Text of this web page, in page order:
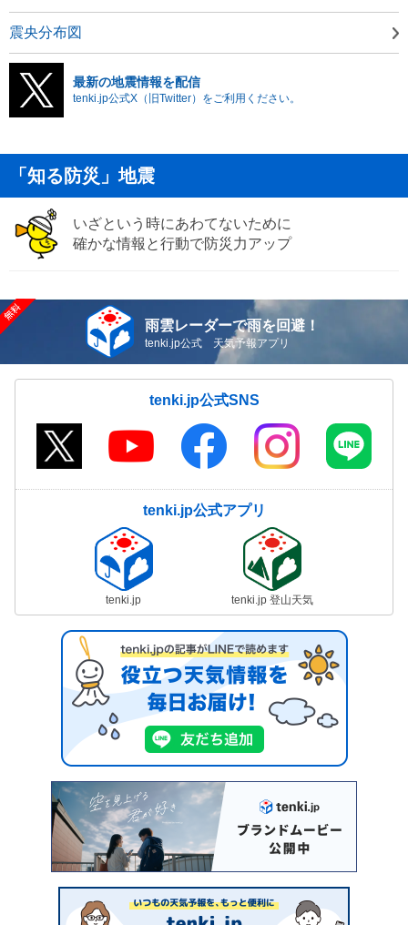
震央分布図
最新の地震情報を配信
tenki.jp公式X（旧Twitter）をご利用ください。
「知る防災」地震
いざという時にあわてないために
確かな情報と行動で防災力アップ
雨雲レーダーで雨を回避！
tenki.jp公式 天気予報アプリ
tenki.jp公式SNS
tenki.jp公式アプリ
tenki.jp tenki.jp 登山天気